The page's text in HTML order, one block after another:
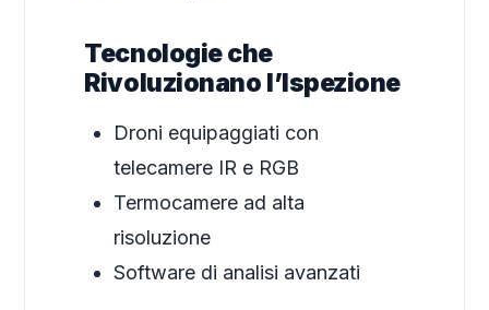
Tecnologie che
Rivoluzionano l’Ispezione
Droni equipaggiati con
telecamere IR e RGB
Termocamere ad alta
risoluzione
Software di analisi avanzati